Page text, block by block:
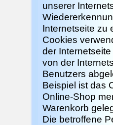
unserer
Internetseite zu
Cookies
der
von der
Benutzers
Beispiel ist das
Online-Shop
Warenkorb
Die betroffene